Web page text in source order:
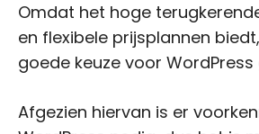
Omdat het hoge
en flexibele prijsplannen
goede keuze voor WordPress
Afgezien hiervan is er